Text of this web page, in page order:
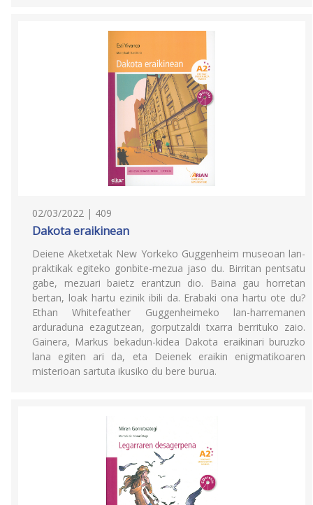
02/03/2022 | 409
Dakota eraikinean
Deiene Aketxetak New Yorkeko Guggenheim museoan lan-
praktikak egiteko gonbite-mezua jaso du. Birritan pentsatu
gabe, mezuari baietz erantzun dio. Baina gau horretan
bertan, loak hartu ezinik ibili da. Erabaki ona hartu ote du?
Ethan Whitefeather Guggenheimeko lan-harremanen
arduraduna ezagutzean, gorputzaldi txarra berrituko zaio.
Gainera, Markus bekadun-kidea Dakota eraikinari buruzko
lana egiten ari da, eta Deienek eraikin enigmatikoaren
misterioan sartuta ikusiko du bere burua.